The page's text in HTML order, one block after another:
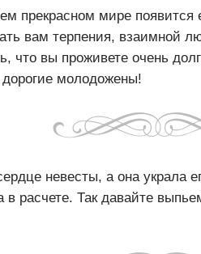
прекрасном мире
вам терпения, взаимной
что вы проживете очень
молодожены!
невесты, а она
в расчете. Так давайте